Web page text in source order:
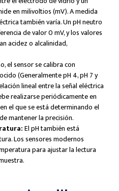
en milivoltios (mV). A medida
también varía. Un pH neutro
de valor 0 mV, y los valores
acidez o alcalinidad,
el sensor se calibra con
(Generalmente pH 4, pH 7 y
lineal entre la señal eléctrica
realizarse periódicamente en
el que se está determinando el
mantener la precisión.
El pH también está
Los sensores modernos
para ajustar la lectura